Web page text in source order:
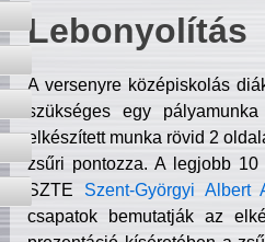
Lebonyolítás
A versenyre középiskolás
szükséges egy
elkészített munka rövid 2
zsűri pontozza. A legjobb
SZTE Szent-Györgyi Albert
csapatok bemutatják az